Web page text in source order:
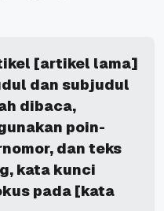
[artikel lama]
dan subjudul
dibaca,
poin-
dan teks
kata kunci
pada [kata